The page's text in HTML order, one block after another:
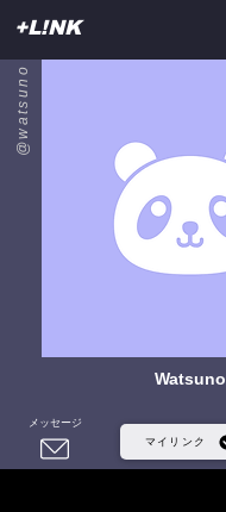
+L!NK
@watsuno
Watsuno
メッセージ
マイリンク